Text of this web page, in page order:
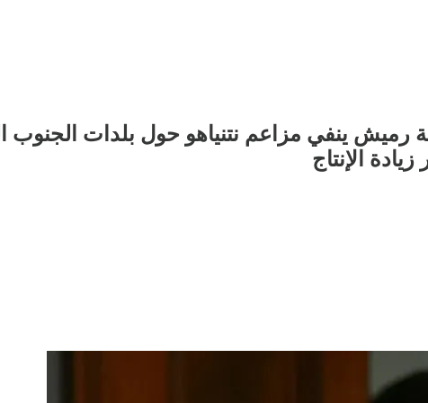
رميش ينفي مزاعم نتنياهو حول بلدات
الإنتاج